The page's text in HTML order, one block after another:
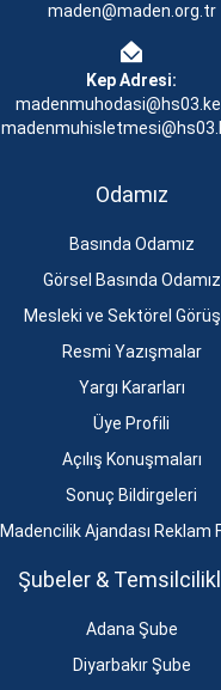
maden@maden.org.tr
Kep Adresi:
Odamız
Basında Odamız
Görsel Basında Odamız
Mesleki ve Sektörel
Resmi Yazışmalar
Yargı Kararları
Üye Profili
Açılış Konuşmaları
Sonuç Bildirgeleri
Madencilik Ajandası Reklam
Şubeler &
Adana Şube
Diyarbakır Şube